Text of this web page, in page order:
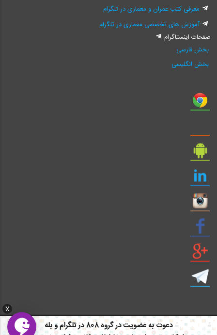
X
دعوت به عضویت در گروه 808 در تلگرام و بله
معرفی کتب عمران و معماری در تلگرام
آموزش های تخصصی معماری در تلگرام
صفحات اینستاگرام
بخش فارسی
بخش انگلیسی
ایمیل: info civil808.com | ایمیل: saze808 gmail.com